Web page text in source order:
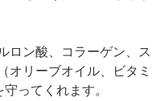
ロン酸、コラーゲン、ス
オリーブオイル、ビタミ
ってくれます。